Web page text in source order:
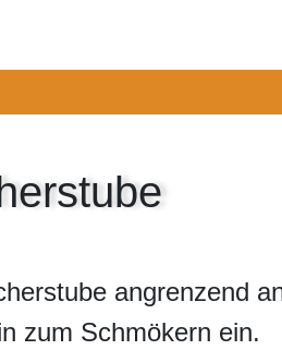
angrenzend
zum Schmökern ein.